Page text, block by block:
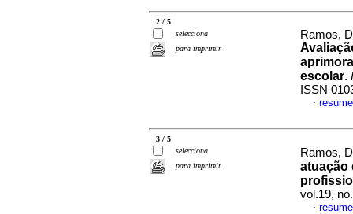
2 / 5
selecciona
para imprimir
Ramos,
escolar.
ISSN
·
3 / 5
selecciona
para imprimir
Ramos,
atuação
vol.19,
·